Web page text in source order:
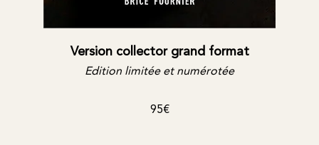
Version collector grand format
Edition limitée et numérotée
95€